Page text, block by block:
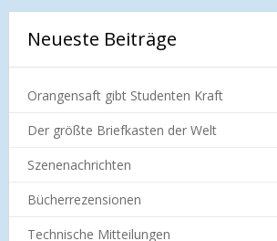
Neueste Beiträge
Orangensaft gibt Studenten Kraft
Der größte Briefkasten der Welt
Szenenachrichten
Bücherrezensionen
Technische Mitteilungen